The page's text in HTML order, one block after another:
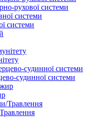
рухової системи
системи
судинної системи